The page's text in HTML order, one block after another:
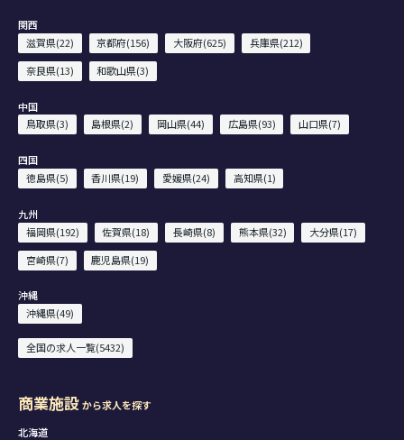
関西
滋賀県(22)
京都府(156) 大阪府(625)
兵庫県(212)
奈良県(13)
和歌山県(3)
中国
鳥取県(3)
島根県(2) 岡山県(44) 広島県(93) 山口県(7)
四国
徳島県(5)
香川県(19) 愛媛県(24) 高知県(1)
九州
福岡県(192)
佐賀県(18) 長崎県(8) 熊本県(32)
大分県(17)
宮崎県(7)
鹿児島県(19)
沖縄
沖縄県(49)
全国の求人一覧(5432)
商業施設から求人を探す
北海道